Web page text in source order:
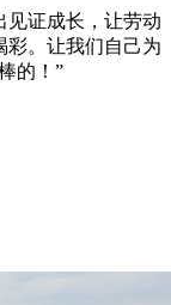
见证成长，让劳动
彩。让我们自己为
的！”